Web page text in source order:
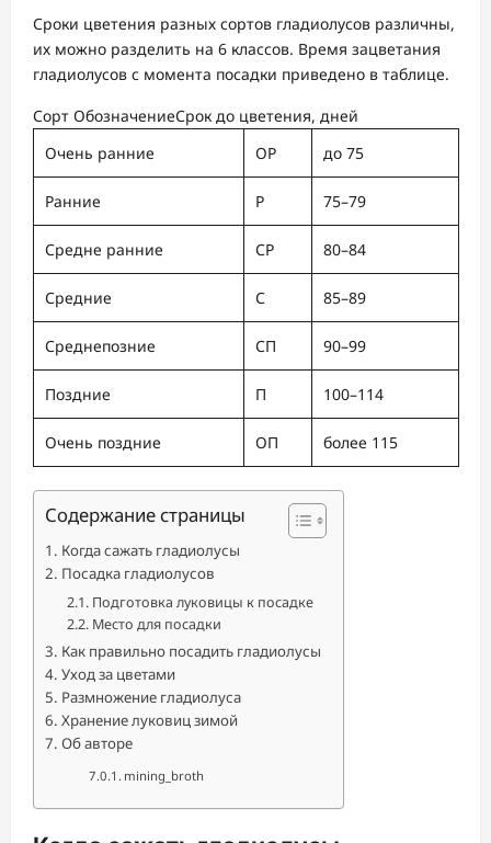
Сроки цветения разных сортов гладиолусов различны,
их можно разделить на 6 классов. Время зацветания
гладиолусов с момента посадки приведено в таблице.
Сорт ОбозначениеСрок до цветения, дней
Очень ранние
ОР до 75
Ранние Р 75–79
Средне ранние СР 80–84
Средние С 85–89
Среднепозние СП 90–99
Поздние П 100–114
Очень поздние ОП более 115
Содержание страницы
Когда сажать гладиолусы
Посадка гладиолусов
Подготовка луковицы к посадке
Место для посадки
Как правильно посадить гладиолусы
Уход за цветами
Размножение гладиолуса
Хранение луковиц зимой
Об авторе
mining_broth